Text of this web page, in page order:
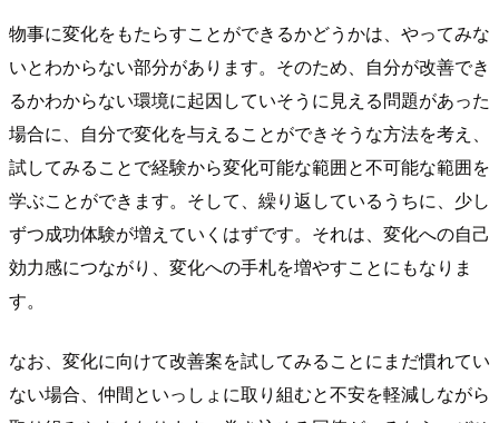
物事に変化をもたらすことができるかどうかは、やってみな
いとわからない部分があります。そのため、自分が改善でき
るかわからない環境に起因していそうに見える問題があった
場合に、自分で変化を与えることができそうな方法を考え、
試してみることで経験から変化可能な範囲と不可能な範囲を
学ぶことができます。そして、繰り返しているうちに、少し
ずつ成功体験が増えていくはずです。それは、変化への自己
効力感につながり、変化への手札を増やすことにもなりま
す。
なお、変化に向けて改善案を試してみることにまだ慣れてい
ない場合、仲間といっしょに取り組むと不安を軽減しながら